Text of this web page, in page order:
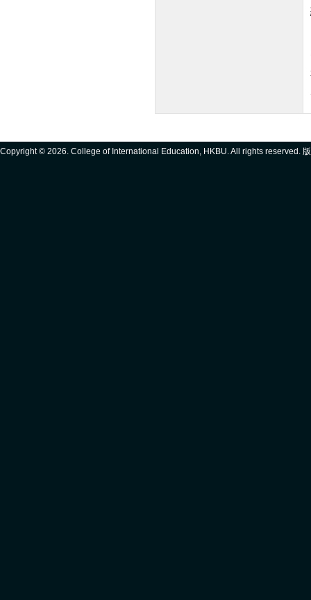
Copyright © 2026. College of International Education, HKBU. All rights reserved.